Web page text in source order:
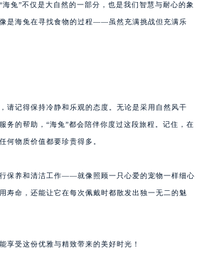
兔”不仅是大自然的一部分，也是我们智慧与耐心的象
是海兔在寻找食物的过程——虽然充满挑战但充满乐
请记得保持冷静和乐观的态度。无论是采用自然风干
务的帮助，“海兔”都会陪伴你度过这段旅程。记住，在
何物质价值都要珍贵得多。
保养和清洁工作——就像照顾一只心爱的宠物一样细心
寿命，还能让它在每次佩戴时都散发出独一无二的魅
享受这份优雅与精致带来的美好时光！